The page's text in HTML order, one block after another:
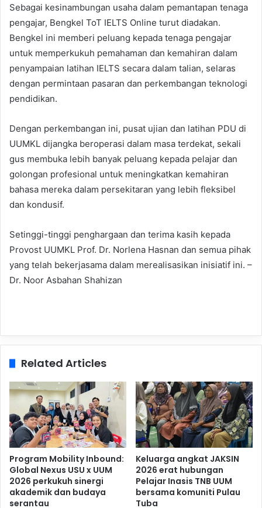
Sebagai kesinambungan usaha dalam pemantapan tenaga
pengajar, Bengkel ToT IELTS Online turut diadakan.
Bengkel ini memberi peluang kepada tenaga pengajar
untuk memperkukuh pemahaman dan kemahiran dalam
penyampaian latihan IELTS secara dalam talian, selaras
dengan permintaan pasaran dan perkembangan teknologi
pendidikan.
Dengan perkembangan ini, pusat ujian dan latihan PDU di
UUMKL dijangka beroperasi dalam masa terdekat, sekali
gus membuka lebih banyak peluang kepada pelajar dan
golongan profesional untuk meningkatkan kemahiran
bahasa mereka dalam persekitaran yang lebih fleksibel
dan kondusif.
Setinggi-tinggi penghargaan dan terima kasih kepada
Provost UUMKL Prof. Dr. Norlena Hasnan dan semua pihak
yang telah bekerjasama dalam merealisasikan inisiatif ini. –
Dr. Noor Asbahan Shahizan
Related Articles
Program Mobility Inbound:
Global Nexus USU x UUM
2026 perkukuh sinergi
akademik dan budaya
serantau
Keluarga angkat JAKSIN
2026 erat hubungan
Pelajar Inasis TNB UUM
bersama komuniti Pulau
Tuba